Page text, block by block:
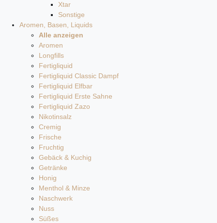
Xtar
Sonstige
Aromen, Basen, Liquids
Alle anzeigen
Aromen
Longfills
Fertigliquid
Fertigliquid Classic Dampf
Fertigliquid Elfbar
Fertigliquid Erste Sahne
Fertigliquid Zazo
Nikotinsalz
Cremig
Frische
Fruchtig
Gebäck & Kuchig
Getränke
Honig
Menthol & Minze
Naschwerk
Nuss
Süßes